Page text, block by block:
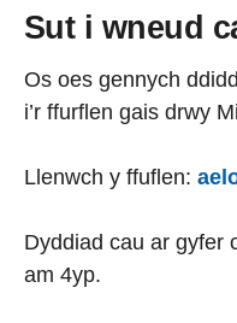
Sut i wneud
Os oes gennych
i’r ffurflen gais drwy
Llenwch y ffuflen:
Dyddiad cau ar gyfer
am 4yp.